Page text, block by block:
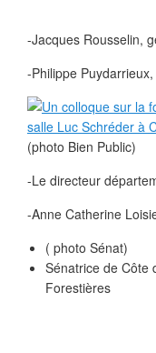
-Jacques Rousselin,
-Philippe
(photo Bien Public)
-Le directeur
-Anne Catherine
( photo Sénat)
Sénatrice de Côte
Forestières